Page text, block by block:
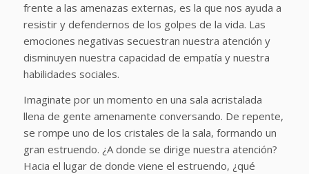
frente a las amenazas externas, es la que nos ayuda a
resistir y defendernos de los golpes de la vida. Las
emociones negativas secuestran nuestra atención y
disminuyen nuestra capacidad de empatía y nuestra
habilidades sociales.
Imaginate por un momento en una sala acristalada
llena de gente amenamente conversando. De repente,
se rompe uno de los cristales de la sala, formando un
gran estruendo. ¿A donde se dirige nuestra atención?
Hacia el lugar de donde viene el estruendo, ¿qué